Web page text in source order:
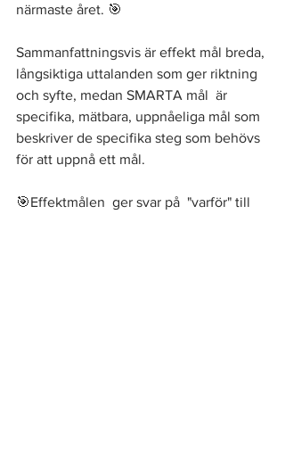
närmaste året. 🎯
Sammanfattningsvis är effekt mål breda,
långsiktiga uttalanden som ger riktning
och syfte, medan SMARTA mål  är
specifika, mätbara, uppnåeliga mål som
beskriver de specifika steg som behövs
för att uppnå ett mål.
🎯Effektmålen  ger svar på  "varför" till